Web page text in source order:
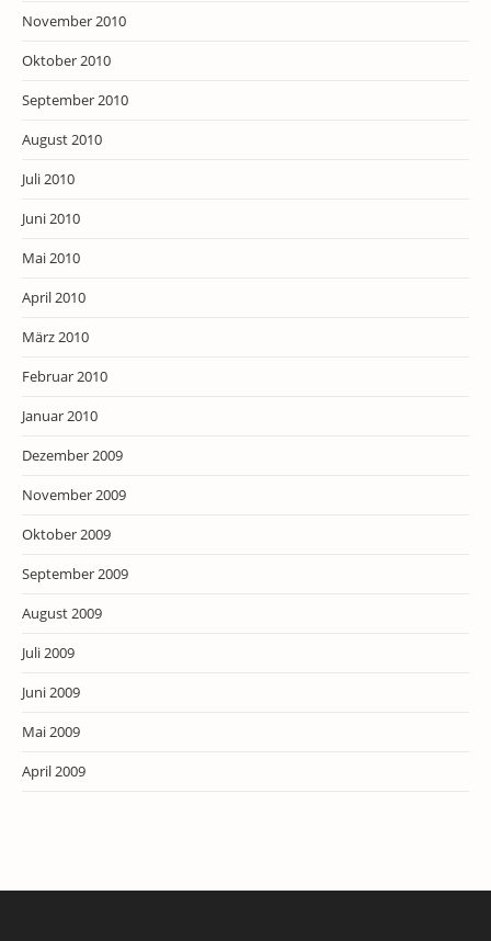
November 2010
Oktober 2010
September 2010
August 2010
Juli 2010
Juni 2010
Mai 2010
April 2010
März 2010
Februar 2010
Januar 2010
Dezember 2009
November 2009
Oktober 2009
September 2009
August 2009
Juli 2009
Juni 2009
Mai 2009
April 2009